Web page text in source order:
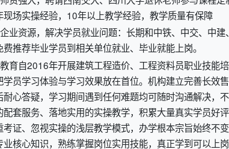
现场实操经验，10年以上教学经验，教学质量有保障
业资源，解决学员就业问题：长期和中铁、中交、中
费推荐毕业学员到相关单位就业、毕业就能上岗。
育自2016年开展建筑工程造价、工程资料员职业技能
学员学习体验与学习效果放在首位。机构建立完善长效
耐心答疑，学习期间遇到任何难题均可随时沟通解决，
配套服务、落地实用的实操教学，积累大量真实学员好
考证、忽视实操的浅层教学模式，办学根本宗旨始终不
业核心知识，熟练掌握岗位实用技能，真正学到可以上